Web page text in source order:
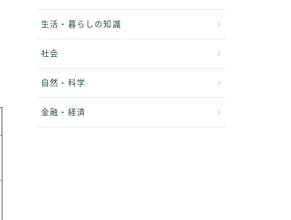
生活・暮らしの知識
社会
自然・科学
金融・経済